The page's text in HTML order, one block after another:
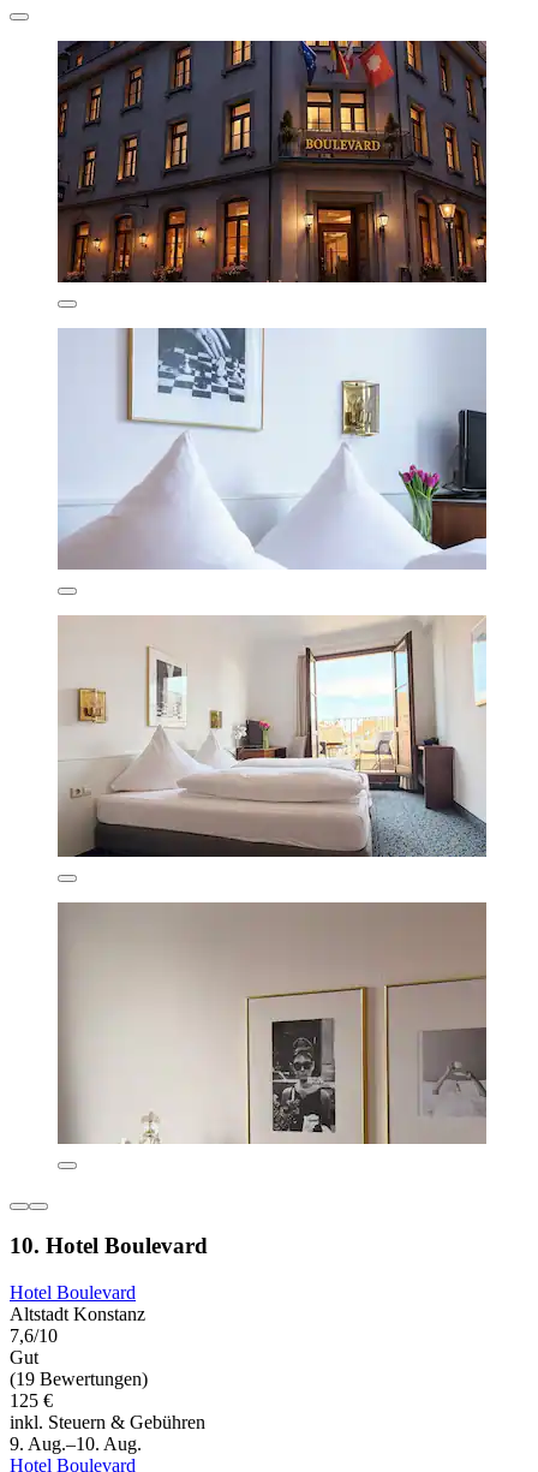
10. Hotel Boulevard
Hotel Boulevard
Altstadt Konstanz
7,6/10
Gut
(19 Bewertungen)
125 €
inkl. Steuern & Gebühren
9. Aug.–10. Aug.
Hotel Boulevard